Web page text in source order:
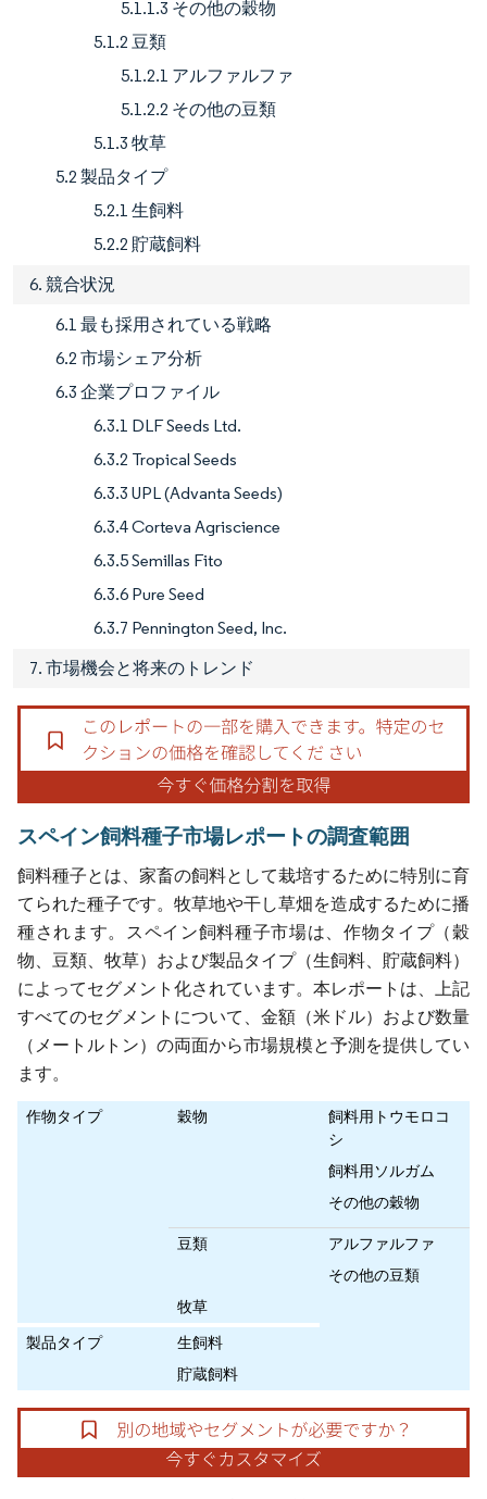
5.1.1.3 その他の穀物
5.1.2 豆類
5.1.2.1 アルファルファ
5.1.2.2 その他の豆類
5.1.3 牧草
5.2 製品タイプ
5.2.1 生飼料
5.2.2 貯蔵飼料
6. 競合状況
6.1 最も採用されている戦略
6.2 市場シェア分析
6.3 企業プロファイル
6.3.1 DLF Seeds Ltd.
6.3.2 Tropical Seeds
6.3.3 UPL (Advanta Seeds)
6.3.4 Corteva Agriscience
6.3.5 Semillas Fito
6.3.6 Pure Seed
6.3.7 Pennington Seed, Inc.
7. 市場機会と将来のトレンド
スペイン飼料種子市場レポートの調査範囲
飼料種子とは、家畜の飼料として栽培するために特別に育
てられた種子です。牧草地や干し草畑を造成するために播
種されます。スペイン飼料種子市場は、作物タイプ（穀
物、豆類、牧草）および製品タイプ（生飼料、貯蔵飼料）
によってセグメント化されています。本レポートは、上記
すべてのセグメントについて、金額（米ドル）および数量
（メートルトン）の両面から市場規模と予測を提供してい
ます。
作物タイプ 穀物
飼料用トウモロコ
シ
飼料用ソルガム
その他の穀物
豆類
アルファルファ
その他の豆類
牧草
製品タイプ
生飼料
貯蔵飼料